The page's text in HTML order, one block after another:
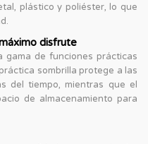
plástico y poliéster, lo que
disfrute
gama de funciones prácticas
sombrilla protege a las
del tiempo, mientras que el
de almacenamiento para